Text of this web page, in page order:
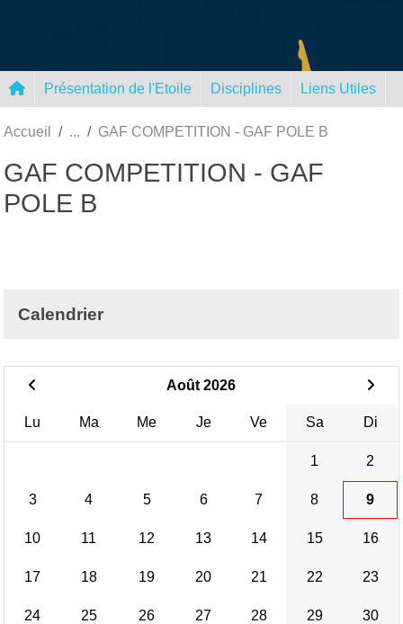
Présentation de l'Etoile Disciplines Liens Utiles
Accueil GAF COMPETITION - GAF POLE B
GAF COMPETITION - GAF
POLE B
Calendrier
Août 2026
Lu Ma Me Je Ve Sa Di
1 2
3 4 5 6 7 8 9
10 11 12 13 14 15 16
17 18 19 20 21 22 23
24 25 26 27 28 29 30